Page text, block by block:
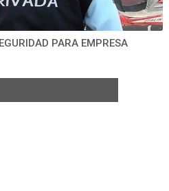
PARA EMPRESA